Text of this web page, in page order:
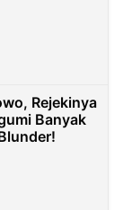
Rejekinya
Banyak